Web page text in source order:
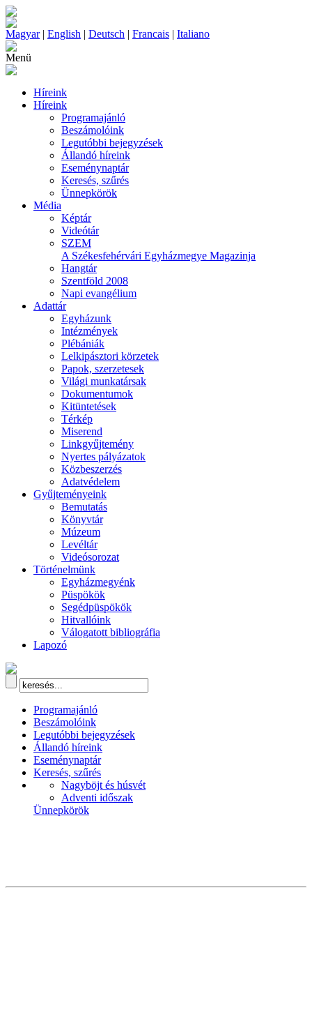
Magyar| English | Deutsch | Francais | Italiano
Menü
Híreink
Híreink
Programajánló
Beszámolóink
Legutóbbi bejegyzések
Állandó híreink
Eseménynaptár
Keresés, szűrés
Ünnepkörök
Média
Képtár
Videótár
SZEM
A Székesfehérvári Egyházmegye Magazinja
Hangtár
Szentföld 2008
Napi evangélium
Adattár
Egyházunk
Intézmények
Plébániák
Lelkipásztori körzetek
Papok, szerzetesek
Világi munkatársak
Dokumentumok
Kitüntetések
Térkép
Miserend
Linkgyűjtemény
Nyertes pályázatok
Közbeszerzés
Adatvédelem
Gyűjteményeink
Bemutatás
Könyvtár
Múzeum
Levéltár
Videósorozat
Történelmünk
Egyházmegyénk
Püspökök
Segédpüspökök
Hitvallóink
Válogatott bibliográfia
Lapozó
Programajánló
Beszámolóink
Legutóbbi bejegyzések
Állandó híreink
Eseménynaptár
Keresés, szűrés
Nagyböjt és húsvét
Adventi időszak
Ünnepkörök